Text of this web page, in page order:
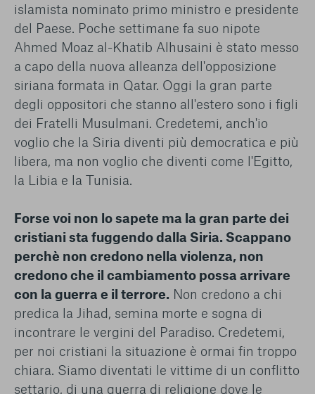
islamista nominato primo ministro e presidente
del Paese. Poche settimane fa suo nipote
Ahmed Moaz al-Khatib Alhusaini è stato messo
a capo della nuova alleanza dell'opposizione
siriana formata in Qatar. Oggi la gran parte
degli oppositori che stanno all'estero sono i figli
dei Fratelli Musulmani. Credetemi, anch'io
voglio che la Siria diventi più democratica e più
libera, ma non voglio che diventi come l'Egitto,
la Libia e la Tunisia.
Forse voi non lo sapete ma la gran parte dei
cristiani sta fuggendo dalla Siria. Scappano
perchè non credono nella violenza, non
credono che il cambiamento possa arrivare
con la guerra e il terrore. Non credono a chi
predica la Jihad, semina morte e sogna di
incontrare le vergini del Paradiso. Credetemi,
per noi cristiani la situazione è ormai fin troppo
chiara. Siamo diventati le vittime di un conflitto
settario, di una guerra di religione dove le